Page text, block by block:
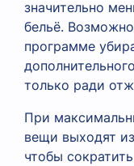
значительно
бельё.
программе
только ради
При
вещи выходят
чтобы